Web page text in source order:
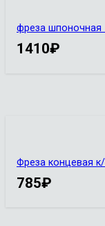
фреза шпоночная
1410₽
Фреза концевая
785₽